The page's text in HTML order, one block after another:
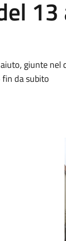
giunte nel
da subito